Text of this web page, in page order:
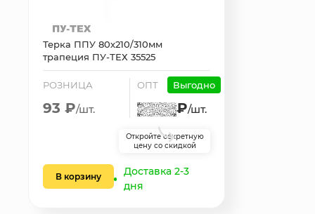
Терка ППУ 80х210/310мм
трапеция ПУ-ТЕХ 35525
РОЗНИЦА
93 ₽/шт.
ОПТ Выгодно
₽/шт.
Откройте секретную
цену со скидкой
В корзину
Доставка 2-3
дня